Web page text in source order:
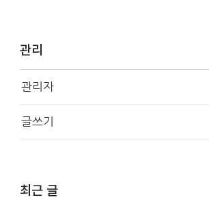
관리
관리자
글쓰기
최근 글